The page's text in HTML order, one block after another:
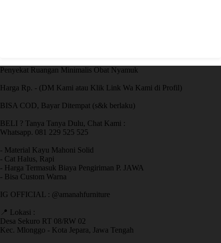
Penyekat Ruangan Minimalis Obat Nyamuk
Harga Rp. - (DM Kami atau Klik Link Wa Kami di Profil)
BISA COD, Bayar Ditempat (s&k berlaku)
BELI ? Tanya Tanya Dulu, Chat Kami :
Whatsapp. 081 229 525 525
- Material Kayu Mahoni Solid
- Cat Halus, Rapi
- Harga Termasuk Biaya Pengiriman P. JAWA
- Bisa Custom Warna
IG OFFICIAL : @amanahfurniture
📍 Lokasi :
Desa Sekuro RT 08/RW 02
Kec. Mlonggo - Kota Jepara, Jawa Tengah